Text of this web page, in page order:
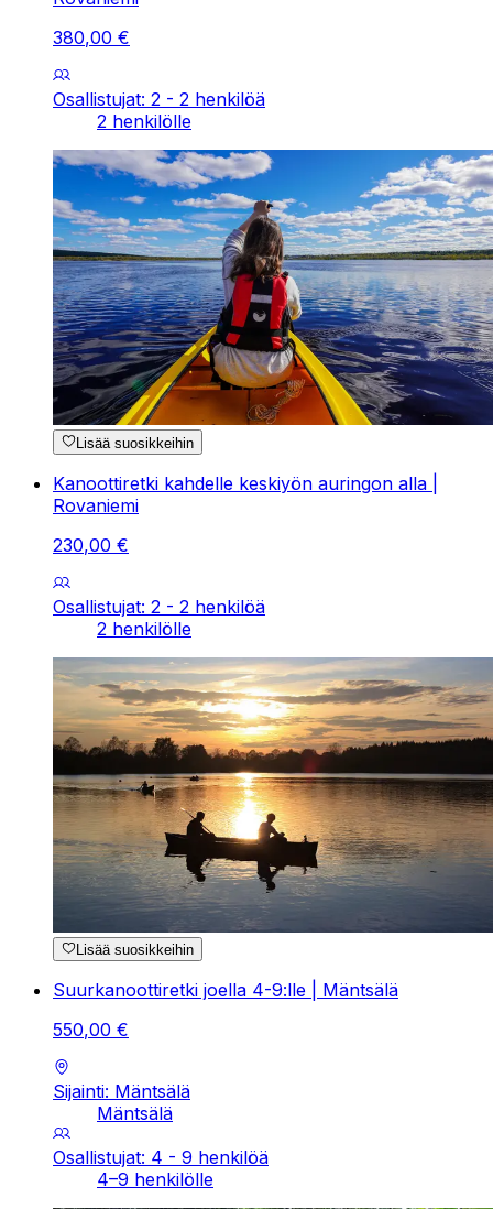
380,00 €
Osallistujat: 2 - 2 henkilöä
2 henkilölle
Lisää suosikkeihin
Kanoottiretki kahdelle keskiyön auringon alla |
Rovaniemi
230,00 €
Osallistujat: 2 - 2 henkilöä
2 henkilölle
Lisää suosikkeihin
Suurkanoottiretki joella 4-9:lle | Mäntsälä
550,00 €
Sijainti: Mäntsälä
Mäntsälä
Osallistujat: 4 - 9 henkilöä
4–9 henkilölle